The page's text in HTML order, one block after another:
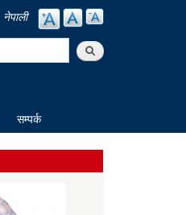
नेपाली
सम्पर्क